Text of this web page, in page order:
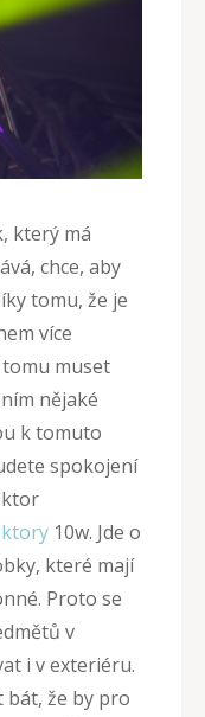
který má
chce, aby
tomu, že je
více
muset
nějaké
k tomuto
spokojení
10w. Jde o
které mají
Proto se
v
i v exteriéru.
bát, že by pro